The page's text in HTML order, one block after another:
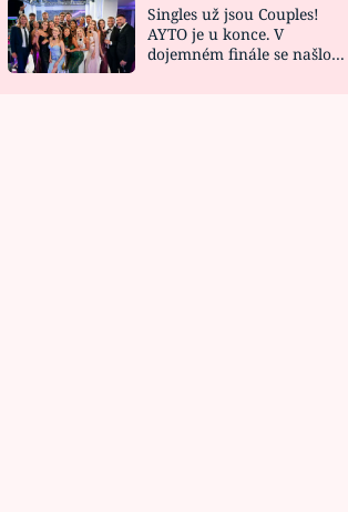
Singles už jsou Couples!
AYTO je u konce. V
dojemném finále se našlo